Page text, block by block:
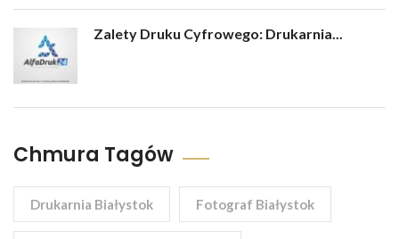
Zalety Druku Cyfrowego: Drukarnia...
Chmura Tagów
Drukarnia Białystok Fotograf Białystok